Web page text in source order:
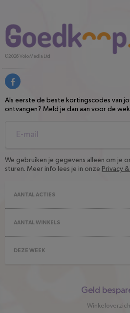
©2026Volo Media Ltd
Als eerste de beste kortingscodes van
ontvangen? Meld je dan aan voor de
We gebruiken je gegevens alleen om je
sturen. Meer info lees je in onze Privacy
AANTAL ACTIES
AANTAL WINKELS
DEZE WEEK
Geld